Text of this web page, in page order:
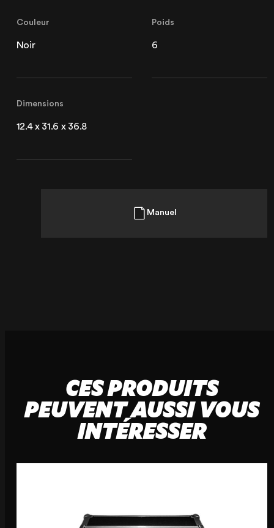
Couleur
Noir
Poids
6
Dimensions
12.4 x 31.6 x 36.8
Manuel
CES PRODUITS
PEUVENT AUSSI VOUS
INTÉRESSER